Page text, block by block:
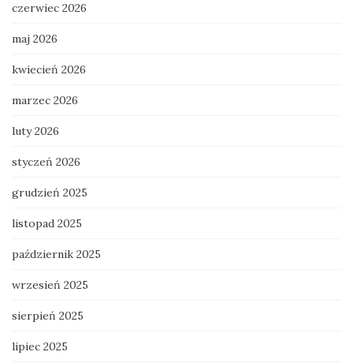
czerwiec 2026
maj 2026
kwiecień 2026
marzec 2026
luty 2026
styczeń 2026
grudzień 2025
listopad 2025
październik 2025
wrzesień 2025
sierpień 2025
lipiec 2025